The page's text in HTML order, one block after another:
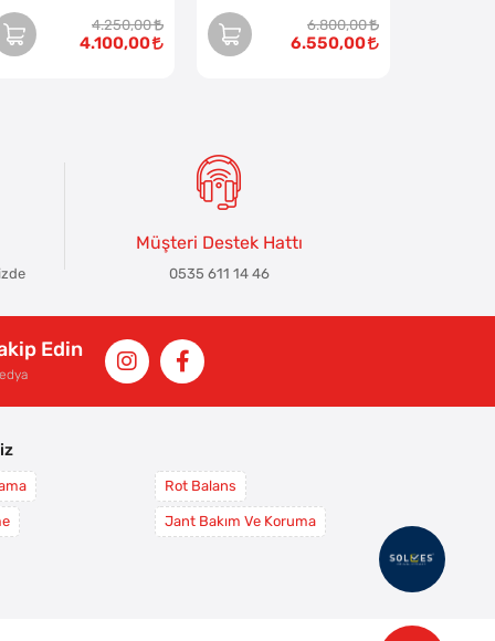
4.250,00
4.100,00
6.800,00
6.550,00
Müşteri Destek Hattı
0535 611 14 46
Edin
Rot Balans
Jant Bakım Ve Koruma